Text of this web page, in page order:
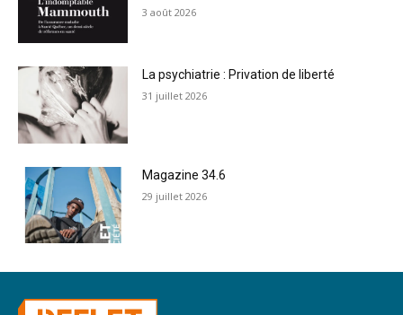
3 août 2026
La psychiatrie : Privation de liberté
31 juillet 2026
Magazine 34.6
29 juillet 2026